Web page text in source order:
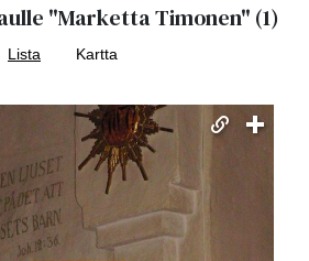
"Marketta Timonen" (1)
Lista Kartta